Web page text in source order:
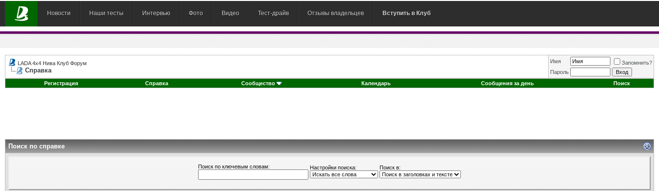
Новости Наши тесты Интервью Фото Видео Тест-драйв Отзывы владельцев Вступить в Клуб
LADA 4x4 Нива Клуб Форум
Справка
Имя
Запомнить?
Пароль
Регистрация
Справка Сообщество Календарь Сообщения за день Поиск
Поиск по справке
Поиск по ключевым словам: Настройки поиска: Поиск в: